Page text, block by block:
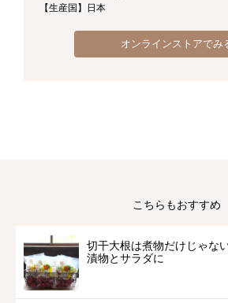
【生産国】日本
オンラインストアでみ
こちらもおすすめ
切干大根は煮物だけじゃな
漬物とサラダに